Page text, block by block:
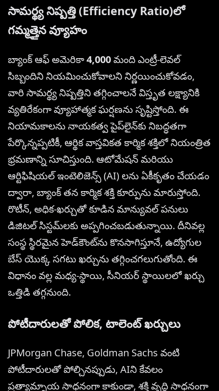
సామర్థ్య నిష్పత్తి (Efficiency Ratio)లో
గమ్మత్తైన వ్యూహం
బ్యాంక్ ఆఫ్ అమెరికా4,000మంది ఎంట్రీ-లెవల్
సిబ్బందిని నియమించుకోవాలని నిర్ణయించుకోవడం,
వారి సామర్థ్య నిష్పత్తిని తగ్గించాలనే విస్తృత లక్ష్యానికి
వ్యతిరేకంగా వ్యూహాత్మక ఘర్షణను సృష్టిస్తోంది. ఈ
నియామకాలను నాయకత్వ పైప్‌లైన్‌కు నిబద్ధతగా
పేర్కొన్నప్పటికీ, ఆర్థిక వాస్తవికత కార్మిక శక్తిలో నియంత్రిత
భ్రమణాన్ని సూచిస్తుంది. ఆటోమేషన్ మరియు
ఆర్టిఫిషియల్ ఇంటెలిజెన్స్ (AI) లను ఏకీకృతం చేయడం
ద్వారా, బ్యాంక్ తన కార్మిక శక్తి కూర్పును మారుస్తోంది.
రొటీన్, అధిక-ఖర్చుతో కూడిన మాన్యువల్ పనులు
డిజిటల్ సిస్టమ్‌లకు అప్పగించబడుతున్నాయి. దీనివల్ల
సంస్థ స్థిరమైన హెడ్‌కౌంట్‌ను కొనసాగిస్తూనే, ఉద్యోగుల
బేస్ యొక్క సగటు ఖర్చును తగ్గించగలుగుతోంది. ఈ
విధానం వల్ల మధ్య-స్థాయి, సీనియర్ స్థాయిలలో ఖర్చు
ఒత్తిడి తగ్గనుంది.
పోటీదారులతో పోలిక, టాలెంట్ ఖర్చులు
JPMorgan Chase, Goldman Sachs వంటి
పోటీదారులతో పోల్చినప్పుడు, AIని కేవలం
ప్రత్యామ్నాయ సాధనంగా కాకుండా, శక్తి వృద్ధి సాధనంగా